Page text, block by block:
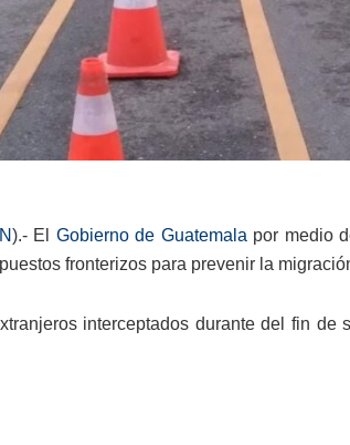
).- El Gobierno de Guatemala por medio
fronterizos para prevenir la
interceptados durante del fin